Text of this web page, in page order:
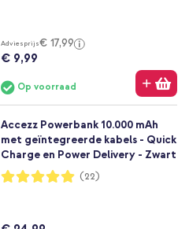
Adviesprijs€ 17,99
€ 9,99
Op voorraad
Accezz Powerbank 10.000 mAh
met geïntegreerde kabels - Quick
Charge en Power Delivery - Zwart
Waardering:
99%
(22)